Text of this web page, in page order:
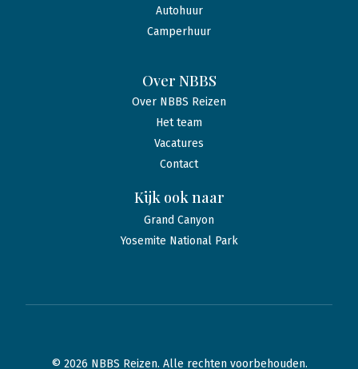
Autohuur
Camperhuur
Over NBBS
Over NBBS Reizen
Het team
Vacatures
Contact
Kijk ook naar
Grand Canyon
Yosemite National Park
© 2026 NBBS Reizen. Alle rechten voorbehouden.